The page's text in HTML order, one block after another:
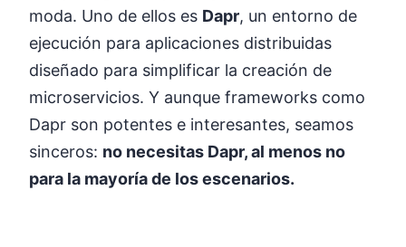
moda. Uno de ellos es Dapr, un entorno de
ejecución para aplicaciones distribuidas
diseñado para simplificar la creación de
microservicios. Y aunque frameworks como
Dapr son potentes e interesantes, seamos
sinceros: no necesitas Dapr, al menos no
para la mayoría de los escenarios.